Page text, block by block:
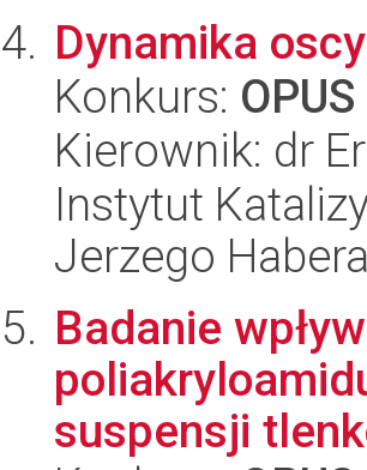
Dynamika
Konkurs:
Kierownik: dr
Instytut
Jerzego
Badanie
suspensji